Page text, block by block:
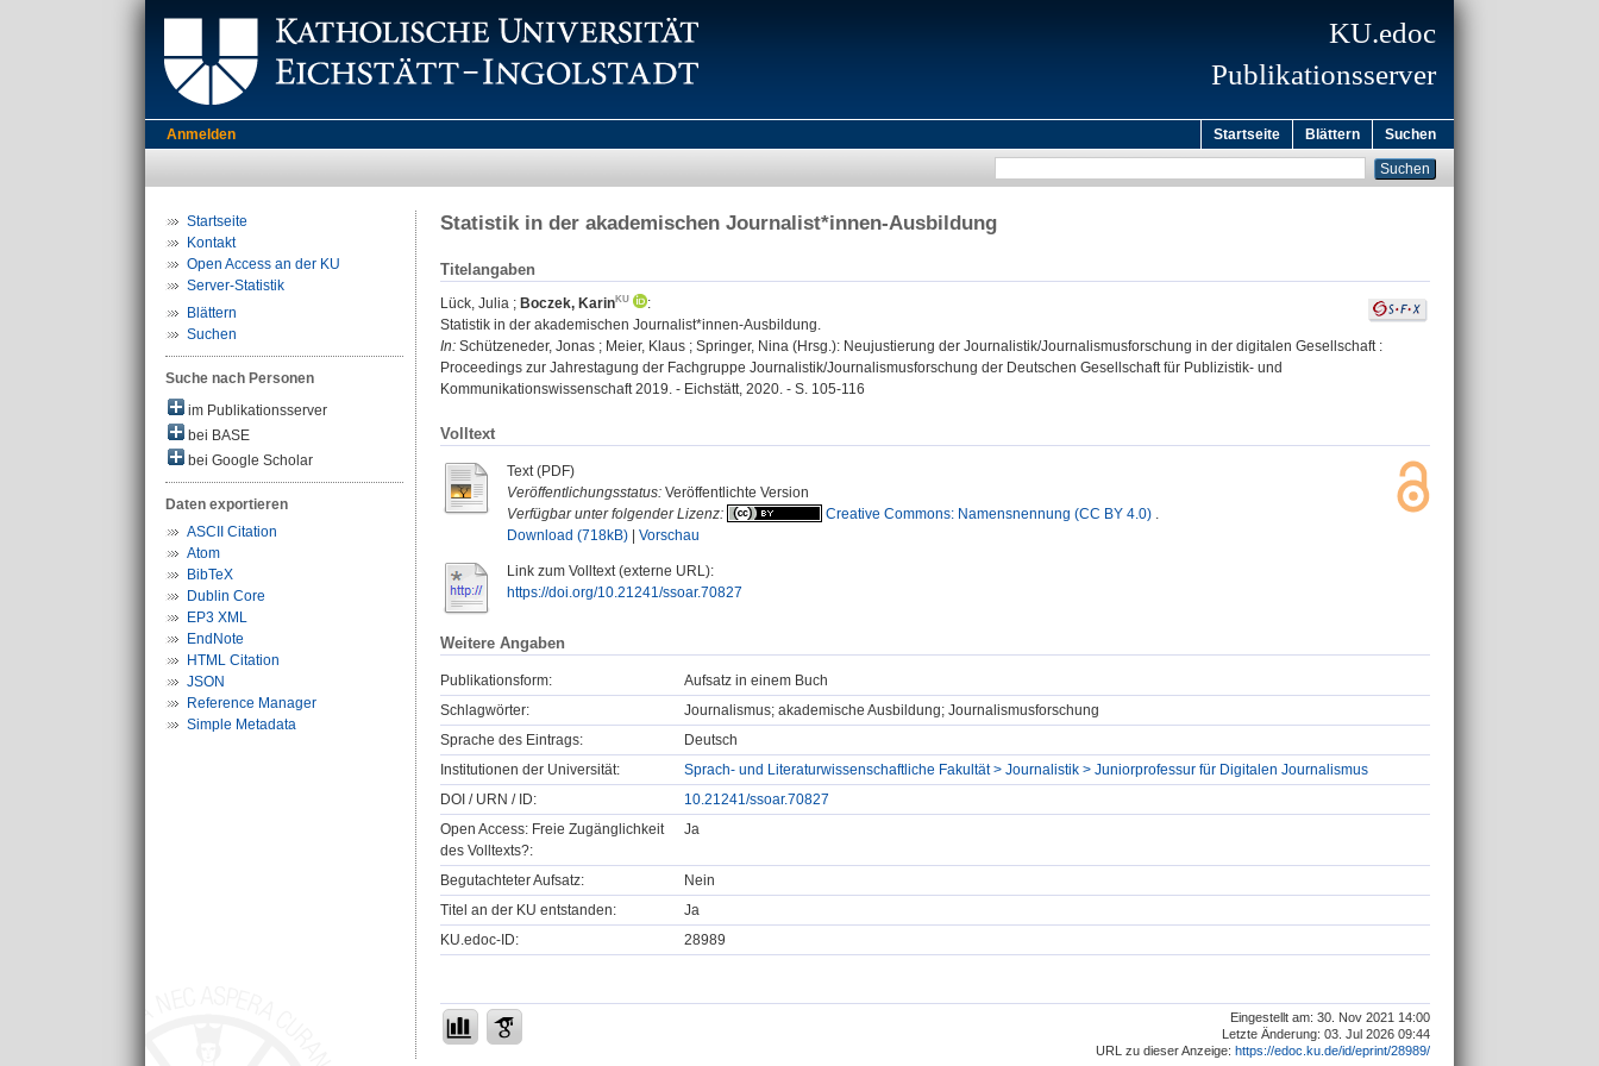
KU.edoc
Publikationsserver
Anmelden Startseite Blättern Suchen
Startseite
Kontakt
Open Access an der KU
Server-Statistik
Blättern
Suchen
Suche nach Personen
im Publikationsserver
bei BASE
bei Google Scholar
Daten exportieren
ASCII Citation
Atom
BibTeX
Dublin Core
EP3 XML
EndNote
HTML Citation
JSON
Reference Manager
Simple Metadata
Statistik in der akademischen Journalist*innen-Ausbildung
Titelangaben
Lück, Julia ; Boczek, Karin
:
Statistik in der akademischen Journalist*innen-Ausbildung.
In: Schützeneder, Jonas ; Meier, Klaus ; Springer, Nina (Hrsg.): Neujustierung der Journalistik/Journalismusforschung in der digitalen Gesellschaft :
Proceedings zur Jahrestagung der Fachgruppe Journalistik/Journalismusforschung der Deutschen Gesellschaft für Publizistik- und
Kommunikationswissenschaft 2019. - Eichstätt, 2020. - S. 105-116
Volltext
Text (PDF)
Veröffentlichungsstatus: Veröffentlichte Version
Verfügbar unter folgender Lizenz:
Creative Commons: Namensnennung (CC BY 4.0) .
Download (718kB)
Vorschau
Link zum Volltext (externe URL):
https://doi.org/10.21241/ssoar.70827
Weitere Angaben
Publikationsform:
Aufsatz in einem Buch
Schlagwörter:
Journalismus; akademische Ausbildung; Journalismusforschung
Sprache des Eintrags:
Deutsch
Institutionen der Universität:
Sprach- und Literaturwissenschaftliche Fakultät > Journalistik > Juniorprofessur für Digitalen Journalismus
DOI / URN / ID:
10.21241/ssoar.70827
Open Access: Freie Zugänglichkeit
des Volltexts?:
Ja
Begutachteter Aufsatz:
Nein
Titel an der KU entstanden:
Ja
KU.edoc-ID:
28989
Eingestellt am: 30. Nov 2021 14:00
Letzte Änderung: 03. Jul 2026 09:44
URL zu dieser Anzeige: https://edoc.ku.de/id/eprint/28989/